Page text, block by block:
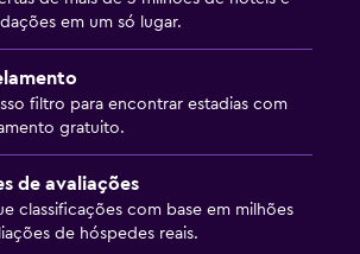
em um só lugar.
filtro para encontrar estadias com
gratuito.
de avaliações
classificações com base em milhões
de hóspedes reais.